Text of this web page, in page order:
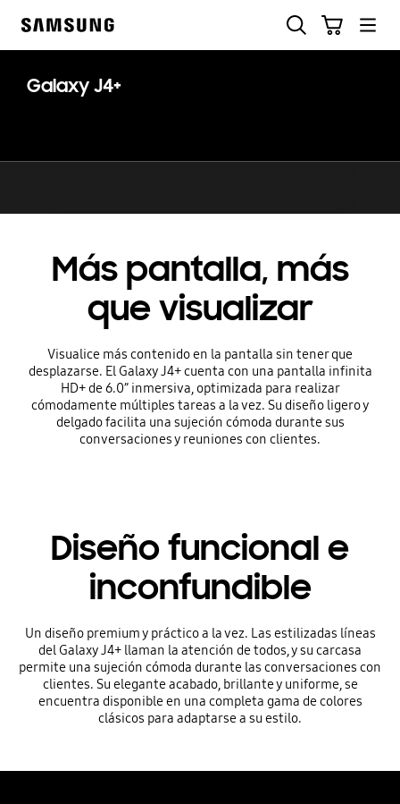
Galaxy J4+
Más pantalla, más
que visualizar
Visualice más contenido en la pantalla sin tener que
desplazarse. El Galaxy J4+ cuenta con una pantalla infinita
HD+ de 6.0” inmersiva, optimizada para realizar
cómodamente múltiples tareas a la vez. Su diseño ligero y
delgado facilita una sujeción cómoda durante sus
conversaciones y reuniones con clientes.
Diseño funcional e
inconfundible
Un diseño premium y práctico a la vez. Las estilizadas líneas
del Galaxy J4+ llaman la atención de todos, y su carcasa
permite una sujeción cómoda durante las conversaciones con
clientes. Su elegante acabado, brillante y uniforme, se
encuentra disponible en una completa gama de colores
clásicos para adaptarse a su estilo.